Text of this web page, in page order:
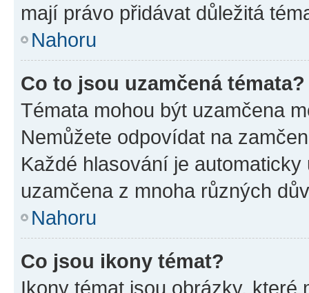
mají právo přidávat důležitá
Nahoru
Co to jsou uzamčená témata?
Témata mohou být uzamčena
Nemůžete odpovídat na
Každé hlasování je
uzamčena z mnoha různých
Nahoru
Co jsou ikony témat?
Ikony témat jsou obrázky,